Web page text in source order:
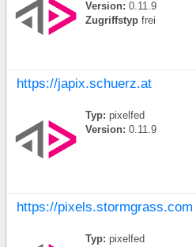
Version: 0.11.9
Zugriffstyp frei
https://japix.schuerz.at
Typ: pixelfed
Version: 0.11.9
https://pixels.stormgrass.com
Typ: pixelfed